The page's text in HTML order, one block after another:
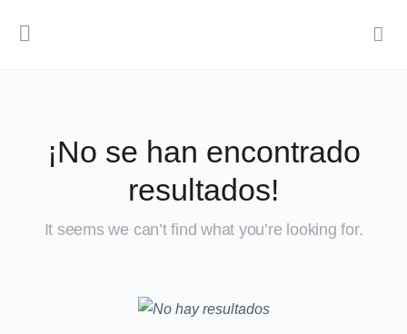
¡No se han encontrado
resultados!
It seems we can’t find what you’re looking for.